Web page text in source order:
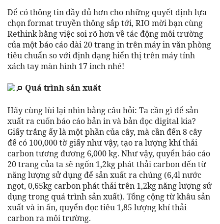
Để có thông tin đầy đủ hơn cho những quyết định lựa
chọn format truyền thông sắp tới, RIO mời bạn cùng
Rethink bằng việc soi rõ hơn về tác động môi trường
của một báo cáo dài 20 trang in trên máy in văn phòng
tiêu chuẩn so với định dạng hiển thị trên máy tính
xách tay màn hình 17 inch nhé!
Quá trình sản xuất
Hãy cùng lùi lại nhìn bằng câu hỏi: Ta cần gì để sản
xuất ra cuốn báo cáo bản in và bản đọc digital kia?
Giấy trắng ấy là một phần của cây, mà cần đến 8 cây
để có 100,000 tờ giấy như vậy, tạo ra lượng khí thải
carbon tương đương 6,000 kg. Như vậy, quyển báo cáo
20 trang của ta sẽ ngốn 1,2kg phát thải carbon đến từ
năng lượng sử dụng để sản xuất ra chúng (6,4l nước
ngọt, 0,65kg carbon phát thải trên 1,2kg năng lượng sử
dụng trong quá trình sản xuất). Tổng cộng từ khâu sản
xuất và in ấn, quyển đọc tiêu 1,85 lượng khí thải
carbon ra môi trường.